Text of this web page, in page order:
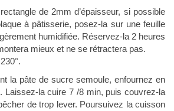
de 2mm d’épaisseur, si possible
à pâtisserie, posez-la sur une feuille
humidifiée. Réservez-la 2 heures
mieux et ne se rétractera pas.
la pâte de sucre semoule, enfournez en
Laissez-la cuire 7 /8 min, puis couvrez-la
de trop lever. Poursuivez la cuisson